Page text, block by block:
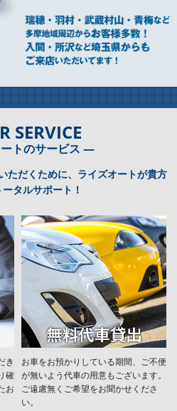
SERVICE
トのサービス ―
ただくために、ライズオートが貴方
タルサポート！
き
確
お
お車をお預かりしている期間、ご不便
が無いよう代車の用意もございます。
ご遠慮無くご希望をお聞かせくださ
い。